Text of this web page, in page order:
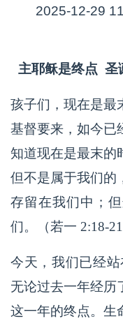
2025-12-29
主耶稣是终点 圣
孩子们，现在是最
基督要来，如今已
知道现在是最末的
但不是属于我们的
存留在我们中；
们。（若一 2:18-21
今天，我们已经站
无论过去一年经历
这一年的终点。生